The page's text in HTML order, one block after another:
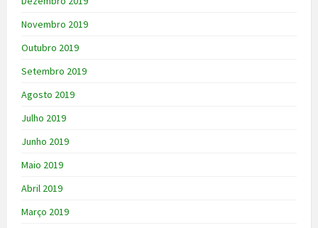
Novembro 2019
Outubro 2019
Setembro 2019
Agosto 2019
Julho 2019
Junho 2019
Maio 2019
Abril 2019
Março 2019